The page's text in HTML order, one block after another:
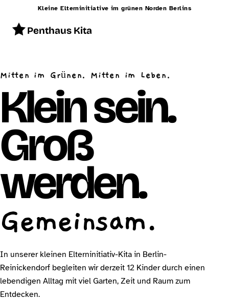
Kleine Elterninitiative im grünen Norden Berlins
Penthaus Kita
Konzept
Betreuung
Alltag
Räumlichkeiten
Essen
Kontakt
Mitten im Grünen. Mitten im Leben.
Klein sein.
Groß
werden.
Gemeinsam.
In unserer kleinen Elterninitiativ-Kita in Berlin-
Reinickendorf begleiten wir derzeit 12 Kinder durch einen
lebendigen Alltag mit viel Garten, Zeit und Raum zum
Entdecken.